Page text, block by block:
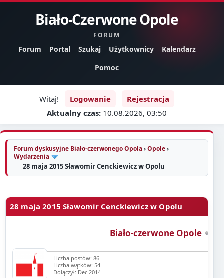
Biało-Czerwone Opole
FORUM
Forum Portal Szukaj Użytkownicy
Kalendarz
Pomoc
Witaj! Logowanie
Rejestracja
Aktualny czas: 10.08.2026, 03:50
Forum dyskusyjne Biało-czerwonego Opola›Opole›
Wydarzenia
28 maja 2015 Sławomir Cenckiewicz w Opolu
28 maja 2015 Sławomir Cenckiewicz w Opolu
Biało-czerwone Opole
Liczba postów: 86
Liczba wątków: 54
Dołączył: Dec 2014